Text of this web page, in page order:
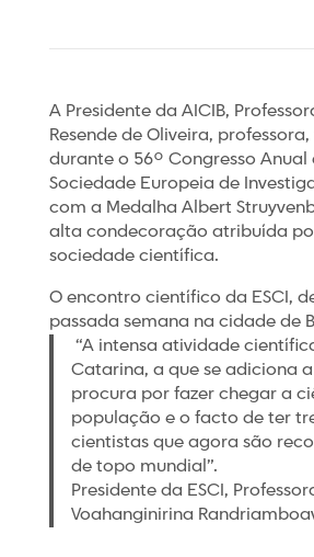
A Presidente da AICIB,
Resende de Oliveira,
durante o 56º Congresso Anual
Sociedade Europeia de
com a Medalha Albert
alta condecoração atribuída
sociedade científica.
O encontro científico da ESCI,
passada semana na cidade de
“A intensa atividade
Catarina, a que se adiciona
procura por fazer chegar a
população e o facto de ter
cientistas que agora são
de topo mundial”.
Presidente da ESCI,
Voahanginirina